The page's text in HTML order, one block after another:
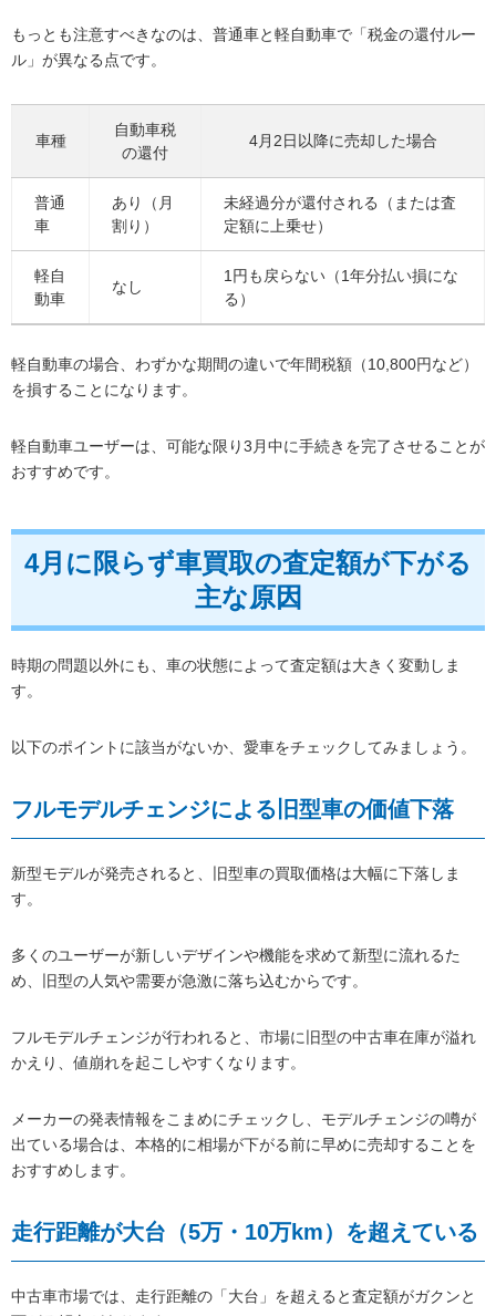
もっとも注意すべきなのは、普通車と軽自動車で「税金の還付ルー
ル」が異なる点です。
車種
自動車税
の還付
4月2日以降に売却した場合
普通
車
あり（月
割り）
未経過分が還付される（または査
定額に上乗せ）
軽自
動車
なし
1円も戻らない（1年分払い損にな
る）
軽自動車の場合、わずかな期間の違いで年間税額（10,800円など）
を損することになります。
軽自動車ユーザーは、可能な限り3月中に手続きを完了させることが
おすすめです。
4月に限らず車買取の査定額が下がる
主な原因
時期の問題以外にも、車の状態によって査定額は大きく変動しま
す。
以下のポイントに該当がないか、愛車をチェックしてみましょう。
フルモデルチェンジによる旧型車の価値下落
新型モデルが発売されると、旧型車の買取価格は大幅に下落しま
す。
多くのユーザーが新しいデザインや機能を求めて新型に流れるた
め、旧型の人気や需要が急激に落ち込むからです。
フルモデルチェンジが行われると、市場に旧型の中古車在庫が溢れ
かえり、値崩れを起こしやすくなります。
メーカーの発表情報をこまめにチェックし、モデルチェンジの噂が
出ている場合は、本格的に相場が下がる前に早めに売却することを
おすすめします。
走行距離が大台（5万・10万km）を超えている
中古車市場では、走行距離の「大台」を超えると査定額がガクンと